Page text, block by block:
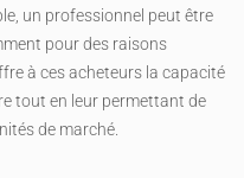
un professionnel peut être
pour des raisons
à ces acheteurs la capacité
tout en leur permettant de
de marché.